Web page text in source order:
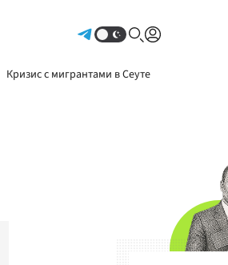
Кризис с мигрантами в Сеуте